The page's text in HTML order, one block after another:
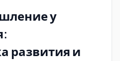
у
развития и